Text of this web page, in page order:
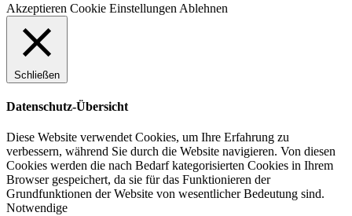
Akzeptieren Cookie Einstellungen Ablehnen
Schließen
Datenschutz-Übersicht
Diese Website verwendet Cookies, um Ihre Erfahrung zu
verbessern, während Sie durch die Website navigieren. Von diesen
Cookies werden die nach Bedarf kategorisierten Cookies in Ihrem
Browser gespeichert, da sie für das Funktionieren der
Grundfunktionen der Website von wesentlicher Bedeutung sind.
Notwendige